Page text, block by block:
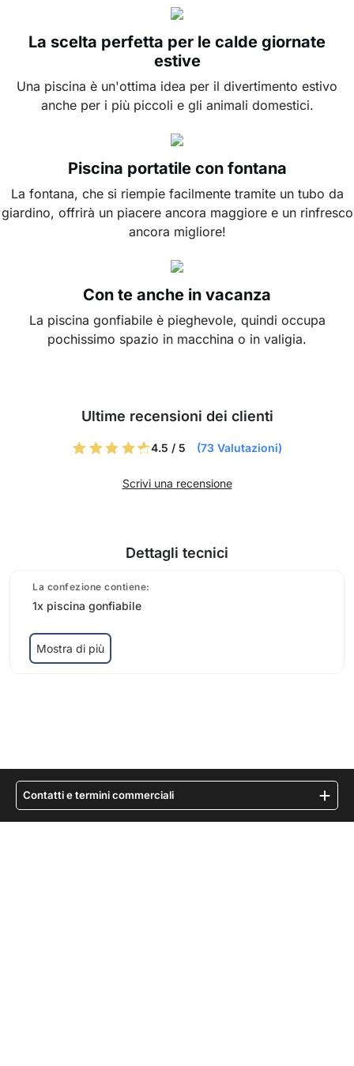
La scelta perfetta per le calde giornate
estive
Una piscina è un'ottima idea per il divertimento estivo
anche per i più piccoli e gli animali domestici.
Piscina portatile con fontana
La fontana, che si riempie facilmente tramite un tubo da
giardino, offrirà un piacere ancora maggiore e un rinfresco
ancora migliore!
Con te anche in vacanza
La piscina gonfiabile è pieghevole, quindi occupa
pochissimo spazio in macchina o in valigia.
Ultime recensioni dei clienti
4.5 / 5 (73 Valutazioni)
Scrivi una recensione
Dettagli tecnici
La confezione contiene:
1x piscina gonfiabile
Mostra di più
Contatti e termini commerciali